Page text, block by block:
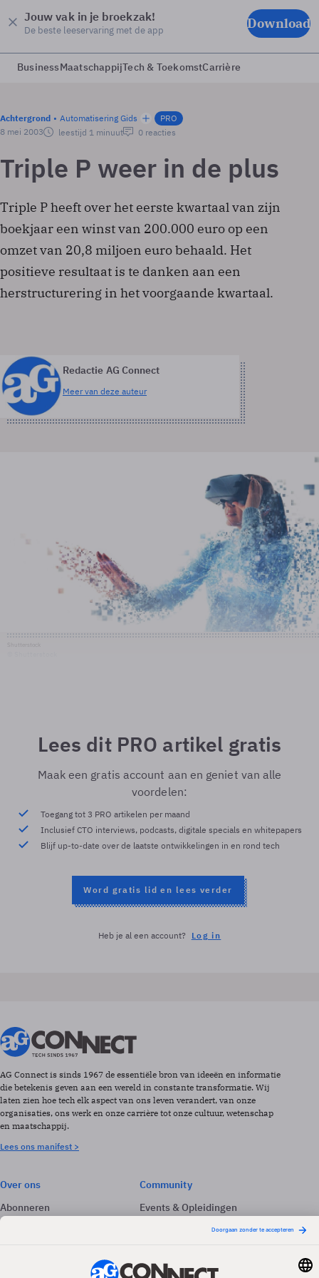
Jouw vak in je broekzak!
De beste leeservaring met de app Download
BusinessMaatschappijTech & ToekomstCarrière
Achtergrond Automatisering Gids
PRO
8 mei 2003
leestijd 1 minuut 0 reacties
Triple P weer in de plus
Triple P heeft over het eerste kwartaal van zijn
boekjaar een winst van 200.000 euro op een
omzet van 20,8 miljoen euro behaald. Het
positieve resultaat is te danken aan een
herstructurering in het voorgaande kwartaal.
Redactie AG Connect
Meer van deze auteur
Lees dit PRO artikel gratis
Maak een gratis account aan en geniet van alle
voordelen:
Toegang tot 3 PRO artikelen per maand
Inclusief CTO interviews, podcasts, digitale specials en whitepapers
Blijf up-to-date over de laatste ontwikkelingen in en rond tech
Word gratis lid en lees verder
Heb je al een account? Log in
AG Connect is sinds 1967 de essentiële bron van ideeën en informatie
die betekenis geven aan een wereld in constante transformatie. Wij
laten zien hoe tech elk aspect van ons leven verandert, van onze
organisaties, ons werk en onze carrière tot onze cultuur, wetenschap
en maatschappij.
Lees ons manifest >
Over ons
Abonneren
Adverteren
Community
Events & Opleidingen